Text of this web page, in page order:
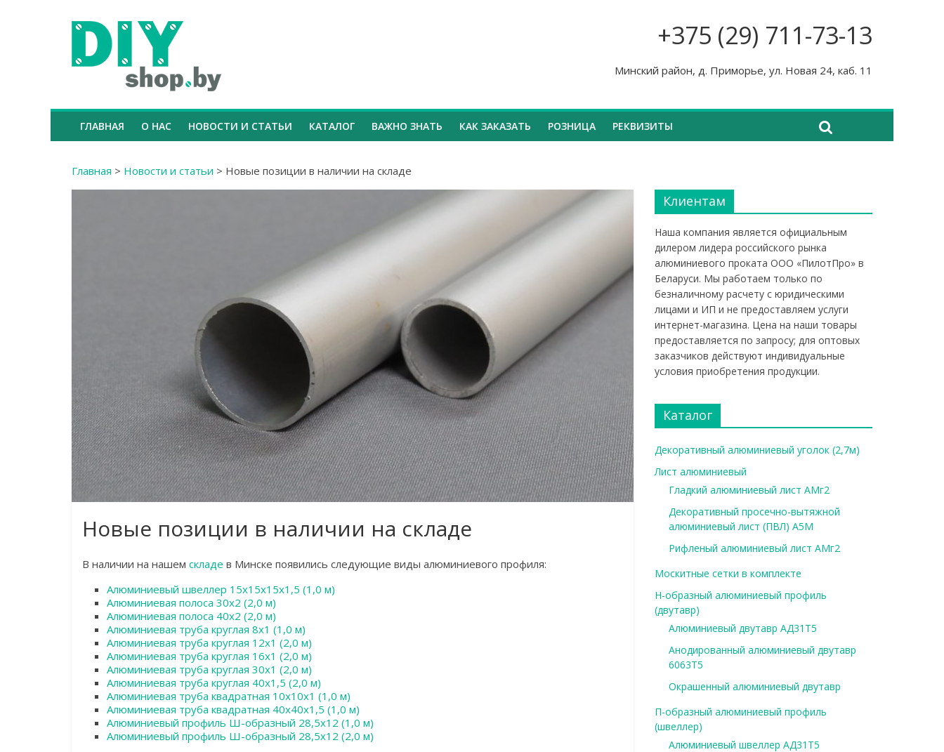
+375 (29) 711-73-13
Минский район, д. Приморье, ул. Новая 24, каб. 11
ГЛАВНАЯ О НАС НОВОСТИ И СТАТЬИ КАТАЛОГ ВАЖНО ЗНАТЬ КАК ЗАКАЗАТЬ РОЗНИЦА РЕКВИЗИТЫ
Главная > Новости и статьи > Новые позиции в наличии на складе
Новые позиции в наличии на складе
В наличии на нашем складе в Минске появились следующие виды алюминиевого профиля:
Алюминиевый швеллер 15х15х15х1,5 (1,0 м)
Алюминиевая полоса 30х2 (2,0 м)
Алюминиевая полоса 40х2 (2,0 м)
Алюминиевая труба круглая 8х1 (1,0 м)
Алюминиевая труба круглая 12х1 (2,0 м)
Алюминиевая труба круглая 16х1 (2,0 м)
Алюминиевая труба круглая 30х1 (2,0 м)
Алюминиевая труба круглая 40х1,5 (2,0 м)
Алюминиевая труба квадратная 10х10х1 (1,0 м)
Алюминиевая труба квадратная 40х40х1,5 (1,0 м)
Алюминиевый профиль Ш-образный 28,5х12 (1,0 м)
Алюминиевый профиль Ш-образный 28,5х12 (2,0 м)
Клиентам
Наша компания является официальным
дилером лидера российского рынка
алюминиевого проката ООО «ПилотПро» в
Беларуси. Мы работаем только по
безналичному расчету с юридическими
лицами и ИП и не предоставляем услуги
интернет-магазина. Цена на наши товары
предоставляется по запросу; для оптовых
заказчиков действуют индивидуальные
условия приобретения продукции.
Каталог
Декоративный алюминиевый уголок (2,7м)
Лист алюминиевый
Гладкий алюминиевый лист АМг2
Декоративный просечно-вытяжной
алюминиевый лист (ПВЛ) А5М
Рифленый алюминиевый лист АМг2
Москитные сетки в комплекте
Н-образный алюминиевый профиль
(двутавр)
Алюминиевый двутавр АД31Т5
Анодированный алюминиевый двутавр
6063Т5
Окрашенный алюминиевый двутавр
П-образный алюминиевый профиль
(швеллер)
Алюминиевый швеллер АД31Т5